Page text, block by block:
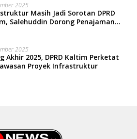
2025
Masih Jadi Sorotan DPRD
Salehuddin Dorong Penajaman
2025
Akhir 2025, DPRD Kaltim Perketat
Proyek Infrastruktur